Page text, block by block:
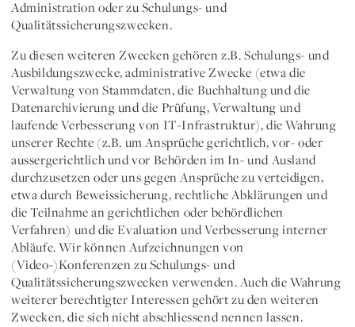
Administration oder zu Schulungs- und
Qualitätssicherungszwecken.
Zu diesen weiteren Zwecken gehören z.B. Schulungs- und
Ausbildungszwecke, administrative Zwecke (etwa die
Verwaltung von Stammdaten, die Buchhaltung und die
Datenarchivierung und die Prüfung, Verwaltung und
laufende Verbesserung von IT-Infrastruktur), die Wahrung
unserer Rechte (z.B. um Ansprüche gerichtlich, vor- oder
aussergerichtlich und vor Behörden im In- und Ausland
durchzusetzen oder uns gegen Ansprüche zu verteidigen,
etwa durch Beweissicherung, rechtliche Abklärungen und
die Teilnahme an gerichtlichen oder behördlichen
Verfahren) und die Evaluation und Verbesserung interner
Abläufe. Wir können Aufzeichnungen von
(Video-)Konferenzen zu Schulungs- und
Qualitätssicherungszwecken verwenden. Auch die Wahrung
weiterer berechtigter Interessen gehört zu den weiteren
Zwecken, die sich nicht abschliessend nennen lassen.